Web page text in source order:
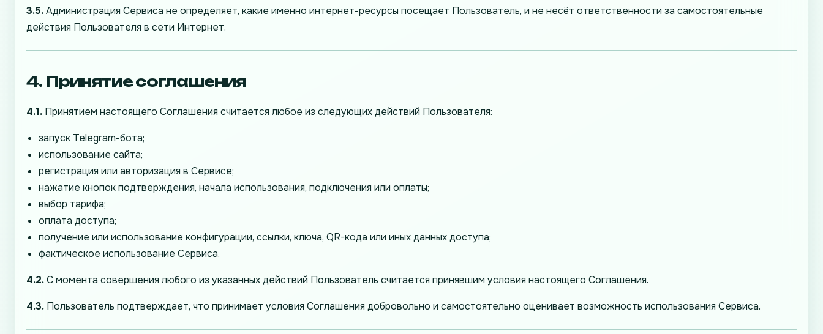
3.5.Администрация Сервиса не определяет, какие именно интернет-ресурсы посещает Пользователь, и не несёт ответственности за самостоятельные
действия Пользователя в сети Интернет.
4. Принятие соглашения
4.1. Принятием настоящего Соглашения считается любое из следующих действий Пользователя:
запуск Telegram-бота;
использование сайта;
регистрация или авторизация в Сервисе;
нажатие кнопок подтверждения, начала использования, подключения или оплаты;
выбор тарифа;
оплата доступа;
получение или использование конфигурации, ссылки, ключа, QR-кода или иных данных доступа;
фактическое использование Сервиса.
4.2.С момента совершения любого из указанных действий Пользователь считается принявшим условия настоящего Соглашения.
4.3. Пользователь подтверждает, что принимает условия Соглашения добровольно и самостоятельно оценивает возможность использования Сервиса.